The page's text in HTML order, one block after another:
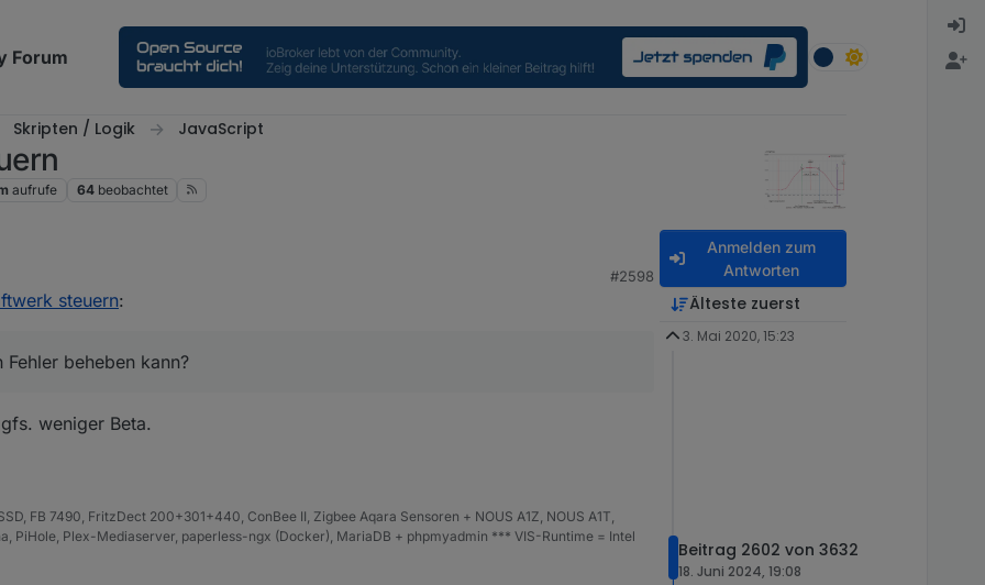
Forum
Skripten / Logik JavaScript
aufrufe 64 beobachtet
#2598
steuern:
beheben kann?
weniger Beta.
FB 7490, FritzDect 200+301+440, ConBee II, Zigbee Aqara Sensoren + NOUS A1Z, NOUS A1T,
PiHole, Plex-Mediaserver, paperless-ngx (Docker), MariaDB + phpmyadmin *** VIS-Runtime = Intel
Anmelden zum
Antworten
Älteste zuerst
3. Mai 2020, 15:23
Beitrag 2602 von 3632
18. Juni 2024, 19:08